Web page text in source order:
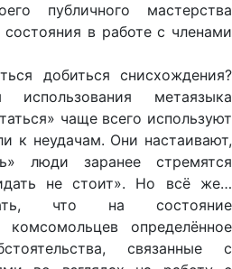
публичного мастерства
в работе с членами
добиться снисхождения?
использования метаязыка
чаще всего используют
к неудачам. Они настаивают,
люди заранее стремятся
не стоит». Но всё же…
что на состояние
комсомольцев определённое
связанные с